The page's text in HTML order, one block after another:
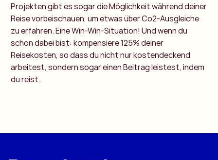
Projekten gibt es sogar die Möglichkeit während deiner
Reise vorbeischauen, um etwas über Co2-Ausgleiche
zu erfahren. Eine Win-Win-Situation! Und wenn du
schon dabei bist: kompensiere 125% deiner
Reisekosten, so dass du nicht nur kostendeckend
arbeitest, sondern sogar einen Beitrag leistest, indem
du reist.